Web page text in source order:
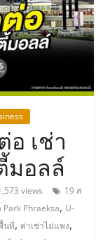
เช่า
มอลล์
views
19 ส
Park Phraeksa, U-
นที่, ค่าเช่าไม่แพง,